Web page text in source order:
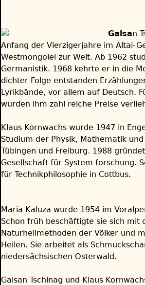
Galsan
Anfang der Vierzigerjahre im Altai-
Westmongolei zur Welt. Ab 1962
Germanistik. 1968 kehrte er in die
dichter Folge entstanden
Lyrikbände, vor allem auf Deutsch.
wurden ihm zahl reiche Preise
Klaus Kornwachs wurde 1947 in
Studium der Physik, Mathematik
Tübingen und Freiburg. 1988
Gesellschaft für System forschung.
für Technikphilosophie in Cottbus.
Maria Kaluza wurde 1954 im
Schon früh beschäftigte sie sich mit
Naturheilmethoden der Völker und
Heilen. Sie arbeitet als
niedersächsischen Osterwald.
Galsan Tschinag und Klaus